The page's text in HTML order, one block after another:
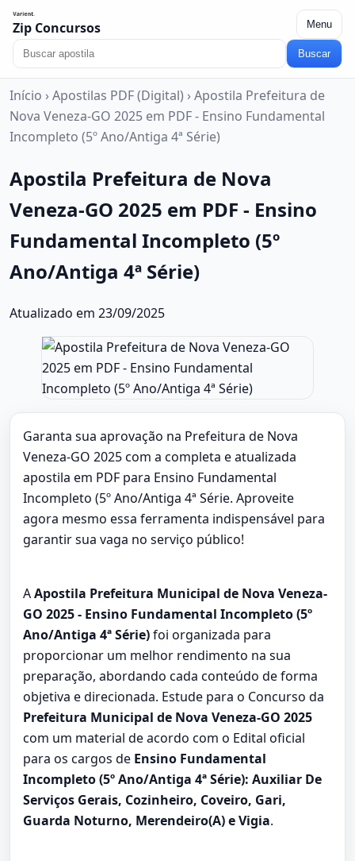
Zip Concursos Menu
Buscar
Início › Apostilas PDF (Digital) › Apostila Prefeitura de
Nova Veneza-GO 2025 em PDF - Ensino Fundamental
Incompleto (5º Ano/Antiga 4ª Série)
Apostila Prefeitura de Nova
Veneza-GO 2025 em PDF - Ensino
Fundamental Incompleto (5º
Ano/Antiga 4ª Série)
Atualizado em 23/09/2025
Garanta sua aprovação na Prefeitura de Nova
Veneza-GO 2025 com a completa e atualizada
apostila em PDF para Ensino Fundamental
Incompleto (5º Ano/Antiga 4ª Série. Aproveite
agora mesmo essa ferramenta indispensável para
garantir sua vaga no serviço público!
AApostila Prefeitura Municipal de Nova Veneza-
GO 2025 - Ensino Fundamental Incompleto (5º
Ano/Antiga 4ª Série)foi organizada para
proporcionar um melhor rendimento na sua
preparação, abordando cada conteúdo de forma
objetiva e direcionada. Estude para o Concurso da
Prefeitura Municipal de Nova Veneza-GO 2025
com um material de acordo com o Edital oficial
para os cargos de Ensino Fundamental
Incompleto (5º Ano/Antiga 4ª Série): Auxiliar De
Serviços Gerais, Cozinheiro, Coveiro, Gari,
Guarda Noturno, Merendeiro(A) e Vigia.